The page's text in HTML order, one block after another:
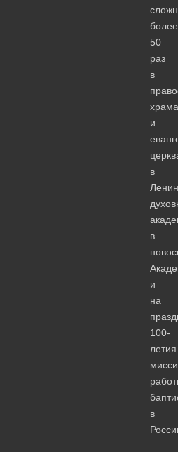
более
50
раз
в
и
в
в
и
на
100-
летия
в